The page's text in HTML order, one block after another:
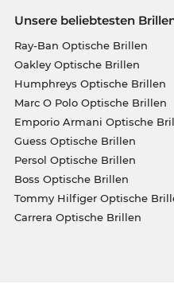
Unsere beliebtesten
Ray-Ban Optische Brillen
Oakley Optische Brillen
Humphreys Optische Brillen
Marc O Polo Optische Brillen
Emporio Armani Optische
Guess Optische Brillen
Persol Optische Brillen
Boss Optische Brillen
Tommy Hilfiger Optische
Carrera Optische Brillen